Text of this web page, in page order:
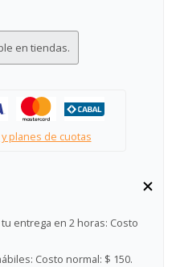
en tiendas.
planes de cuotas
entrega en 2 horas: Costo
Costo normal: $ 150.